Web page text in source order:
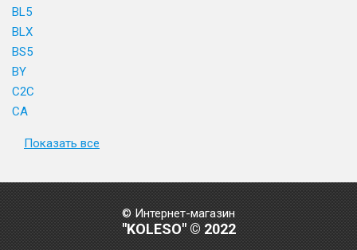
BL5
BLX
BS5
BY
C2C
CA
Показать все
© Интернет-магазин
"KOLESO" © 2022